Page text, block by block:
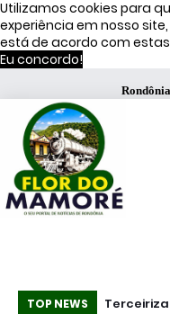
Utilizamos cookies para
experiência em nosso
está de acordo com
Eu concordo!
TOP NEWS
de Moraes